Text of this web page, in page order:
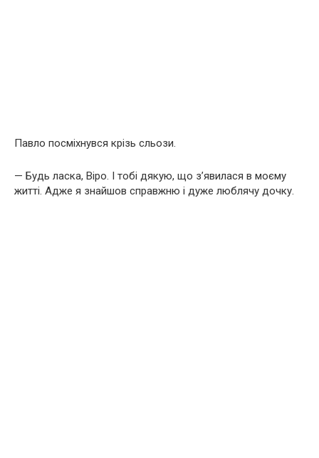
Павло посміхнувся крізь сльози.
— Будь ласка, Віро. І тобі дякую, що з’явилася в моєму
житті. Адже я знайшов справжню і дуже люблячу дочку.